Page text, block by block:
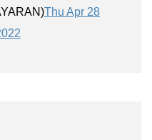
Thu Apr 28